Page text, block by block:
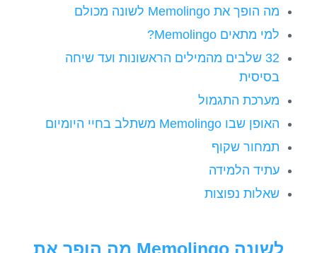
מה הופך את Memolingo לשונה מכולם
למי מתאים Memolingo?
32 שלבים מהמילים הראשונות ועד שיחה
בסיסית
מערכת התגמול
האופן שבו Memolingo משתלב בחיי היומיום
תמחור שקוף
עתיד הלמידה
שאלות נפוצות
מה הופך את Memolingo לשונה